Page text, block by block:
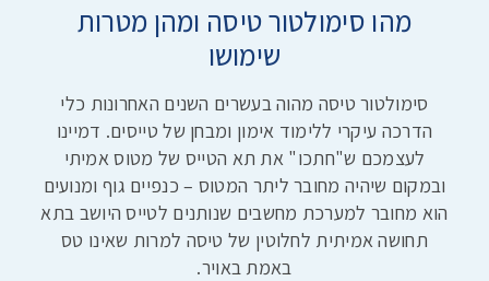
מהו סימולטור טיסה ומהן מטרות
שימושו
סימולטור טיסה מהוה בעשרים השנים האחרונות כלי
הדרכה עיקרי ללימוד אימון ומבחן של טייסים. דמיינו
לעצמכם ש"חתכו" את תא הטייס של מטוס אמיתי
ובמקום שיהיה מחובר ליתר המטוס – כנפיים גוף ומנועים
הוא מחובר למערכת מחשבים שנותנים לטייס היושב בתא
תחושה אמיתית לחלוטין של טיסה למרות שאינו טס
באמת באויר.